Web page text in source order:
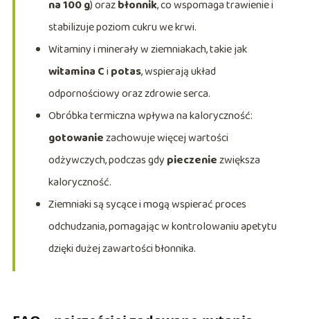
na 100 g) orazbłonnik, co wspomaga trawienie i
stabilizuje poziom cukru we krwi.
Witaminy i minerały w ziemniakach, takie jak
witamina Ci potas, wspierają układ
odpornościowy oraz zdrowie serca.
Obróbka termiczna wpływa na kaloryczność:
gotowaniezachowuje więcej wartości
odżywczych, podczas gdy pieczeniezwiększa
kaloryczność.
Ziemniaki są sycące i mogą wspierać proces
odchudzania, pomagając w kontrolowaniu apetytu
dzięki dużej zawartości błonnika.